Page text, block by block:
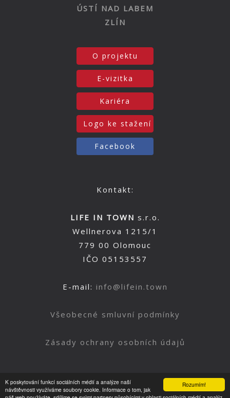
Rozumím!
K poskytování funkcí sociálních médií a analýze naší
návštěvnosti využíváme soubory cookie. Informace o tom, jak
ÚSTÍ NAD LABEM
ZLÍN
O projektu
E-vizitka
Kariéra
Logo ke stažení
Facebook
Kontakt:
LIFE IN TOWN s.r.o.
Wellnerova 1215/1
779 00 Olomouc
IČO 05153557
E-mail: info@lifein.town
Všeobecné smluvní podmínky
Zásady ochrany osobních údajů
Nahoru